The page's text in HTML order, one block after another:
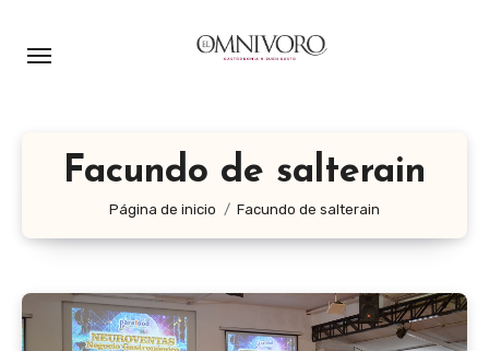
Facundo de salterain
Página de inicio Facundo de salterain